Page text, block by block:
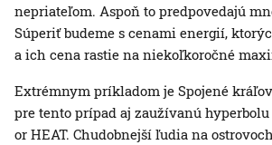
nepriateľom. Aspoň to predpovedajú
Súperiť budeme s cenami energií,
a ich cena rastie na niekoľkoročné
Extrémnym príkladom je Spojené
pre tento prípad aj zaužívanú
or HEAT. Chudobnejší ľudia na